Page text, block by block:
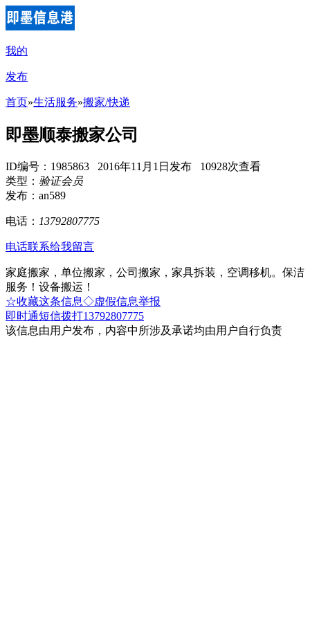
我的
发布
首页»生活服务»搬家/快递
即墨顺泰搬家公司
ID编号：1985863 2016年11月1日发布 10928次查看
类型： 验证会员
发布：an589
电话： 13792807775
电话联系给我留言
家庭搬家，单位搬家，公司搬家，家具拆装，空调移机。保洁
服务！设备搬运！
☆收藏这条信息◇虚假信息举报
即时通短信拨打13792807775
该信息由用户发布，内容中所涉及承诺均由用户自行负责